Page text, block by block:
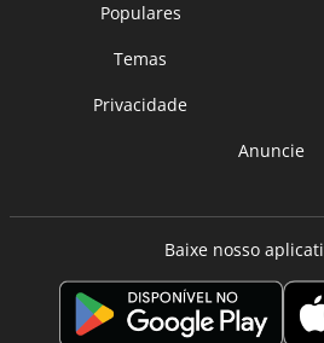
Populares
Temas
Privacidade
Anuncie
Baixe nosso